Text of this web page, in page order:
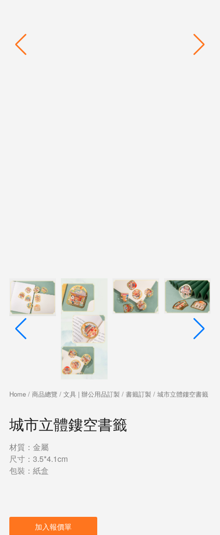
Home/ 商品總覽 / 文具 | 辦公用品訂製 / 書籤訂製 / 城市立體鏤空書籤
城市立體鏤空書籤
材質：金屬
尺寸：3.5*4.1cm
包裝：紙盒
加入報價單